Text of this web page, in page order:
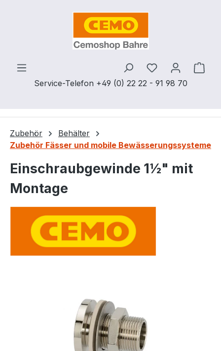
Zum Hauptinhalt springen
Service-Telefon +49 (0) 22 22 - 91 98 70
Du hast 0
Zubehör
Behälter
Zubehör Fässer und mobile Bewässerungssysteme
Einschraubgewinde 1½" mit
Montage